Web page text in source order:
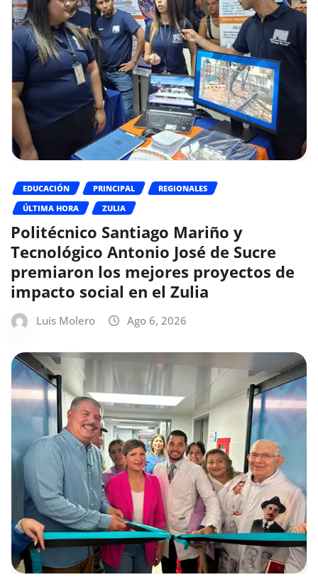
EDUCACIÓN PRINCIPAL
REGIONALES
ÚLTIMA HORA
ZULIA
Politécnico Santiago Mariño y
Tecnológico Antonio José de Sucre
premiaron los mejores proyectos de
impacto social en el Zulia
Luis Molero Ago 6, 2026